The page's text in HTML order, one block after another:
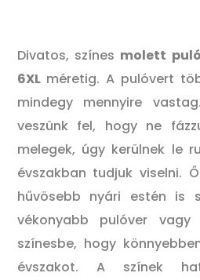
Divatos, színes molett
6XLméretig. A pulóvert
mindegy mennyire
veszünk fel, hogy ne
melegek, úgy kerülnek le
évszakban tudjuk viselni.
hűvösebb nyári estén is
vékonyabb pulóver
színesbe, hogy
évszakot. A színek